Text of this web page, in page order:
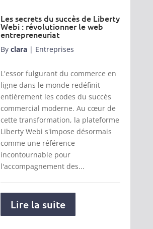
Les secrets du succès de Liberty
Webi : révolutionner le web
entrepreneuriat
By clara| Entreprises
L'essor fulgurant du commerce en
ligne dans le monde redéfinit
entièrement les codes du succès
commercial moderne. Au cœur de
cette transformation, la plateforme
Liberty Webi s'impose désormais
comme une référence
incontournable pour
l'accompagnement des...
Lire la suite